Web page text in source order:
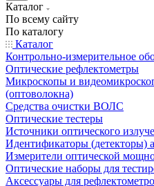
Каталог
По всему сайту
По каталогу
Каталог
Контрольно-измерительное
Оптические рефлектометры
Микроскопы и
(оптоволокна)
Средства очистки ВОЛС
Оптические тестеры
Источники оптического
Идентификаторы (детекторы)
Измерители оптической
Оптические наборы для
Аксессуары для